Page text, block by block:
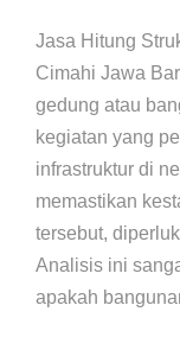
Jasa Hitung
Cimahi Jawa
gedung atau
kegiatan yang
infrastruktur di
memastikan
tersebut,
Analisis ini
apakah